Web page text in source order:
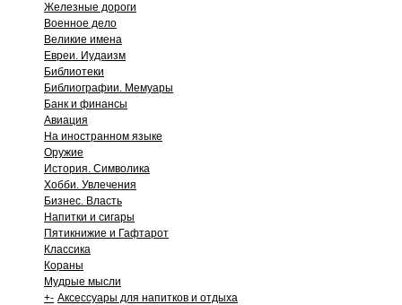
Железные дороги
Военное дело
Великие имена
Евреи. Иудаизм
Библиотеки
Библиографии. Мемуары
Банк и финансы
Авиация
На иностранном языке
Оружие
История. Символика
Хобби. Увлечения
Бизнес. Власть
Напитки и сигары
Пятикнижие и Гафтарот
Классика
Кораны
Мудрые мысли
+- Аксессуары для напитков и отдыха